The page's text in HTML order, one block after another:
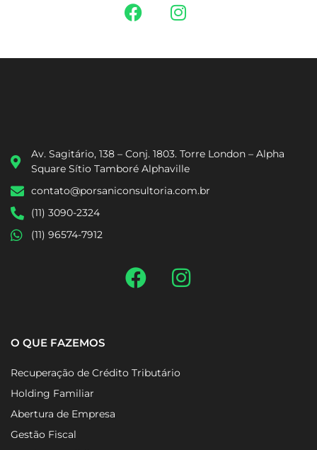
Av. Sagitário, 138 – Conj. 1803. Torre London – Alpha
Square Sítio Tamboré Alphaville
contato@porsaniconsultoria.com.br
(11) 3090-2324
O QUE FAZEMOS
Recuperação de Crédito Tributário
Holding Familiar
Abertura de Empresa